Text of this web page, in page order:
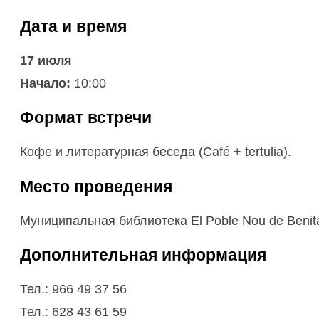
Дата и время
17 июля
Начало: 10:00
Формат встречи
Кофе и литературная беседа (Café + tertulia).
Место проведения
Муниципальная библиотека El Poble Nou de
Дополнительная информация
Тел.: 966 49 37 56
Тел.: 628 43 61 59